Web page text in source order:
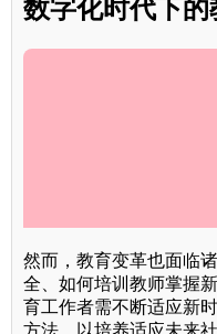
数字化时代下的
然而，教育变革也面临
全、如何培训教师掌握
育工作者需不断适应新
方法，以培养适应未来社